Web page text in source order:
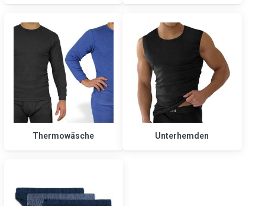
Thermowäsche Unterhemden